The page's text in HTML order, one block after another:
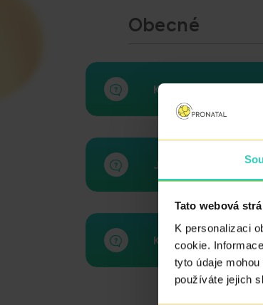
Tato webová
K personalizaci
cookie.
tyto údaje
používáte jejich
Obecné
Který den je první
Jak dlouho
Kdy přichází